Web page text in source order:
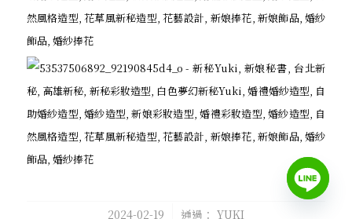
2024-02-19
/ 通過： YUKI